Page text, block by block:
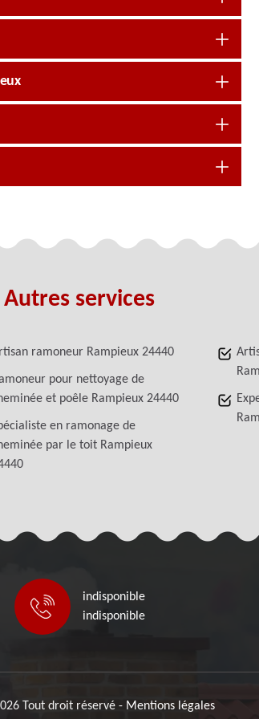
Autres services
ramoneur Rampieux 24440
pour nettoyage de
et poêle Rampieux 24440
en ramonage de
par le toit Rampieux
indisponible
indisponible
Tout droit réservé - Mentions légales